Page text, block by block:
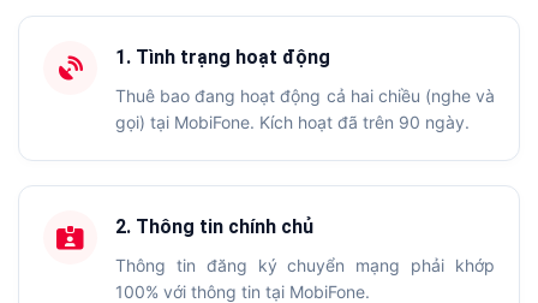
7. Câu hỏi thường gặp (FAQ)
1. Tình trạng hoạt động
Thuê bao đang hoạt động cả hai chiều (nghe và
gọi) tại MobiFone. Kích hoạt đã trên 90 ngày.
2. Thông tin chính chủ
Thông tin đăng ký chuyển mạng phải khớp
100% với thông tin tại MobiFone.